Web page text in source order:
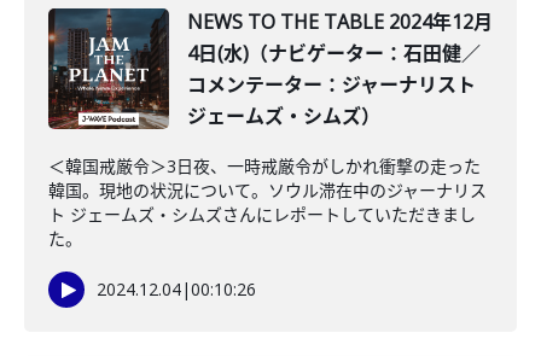
NEWS TO THE TABLE 2024年12月
4日(水)（ナビゲーター：石田健／
コメンテーター：ジャーナリスト
ジェームズ・シムズ）
＜韓国戒厳令＞3日夜、一時戒厳令がしかれ衝撃の走った
韓国。現地の状況について。ソウル滞在中のジャーナリス
ト ジェームズ・シムズさんにレポートしていただきまし
た。
2024.12.04|00:10:26